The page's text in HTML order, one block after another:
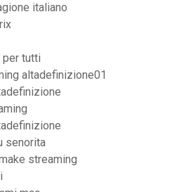
italiano
per tutti
altadefinizione01
senorita
streaming